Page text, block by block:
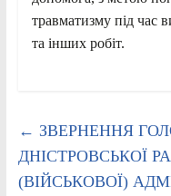
травматизму під час
та інших робіт.
← ЗВЕРНЕННЯ
ДНІСТРОВСЬКОЇ
(ВІЙСЬКОВОЇ)